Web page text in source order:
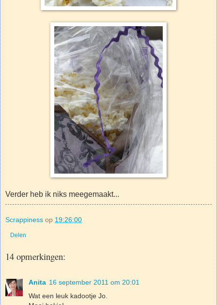
Verder heb ik niks meegemaakt...
Scrappiness op 19:26:00
Delen
14 opmerkingen:
Anita 16 september 2011 om 20:01
Wat een leuk kadootje Jo.